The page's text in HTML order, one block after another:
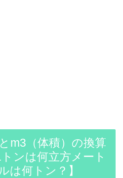
m3（体積）の換算
トンは何立方メート
は何トン？】